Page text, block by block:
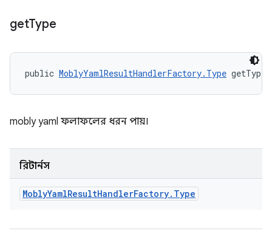
getType
public MoblyYamlResultHandlerFactory.Type
mobly yaml ফলাফলের ধরন পায়।
রিটার্নস
MoblyYamlResultHandlerFactory. Type